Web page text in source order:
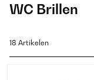
WC Brillen
18 Artikelen